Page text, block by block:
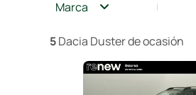
Marca
5Dacia Duster de ocasión